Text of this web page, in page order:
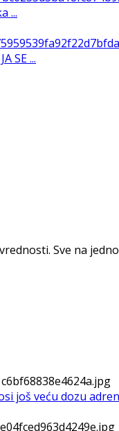
...
SE ...
Sve na
još veću dozu